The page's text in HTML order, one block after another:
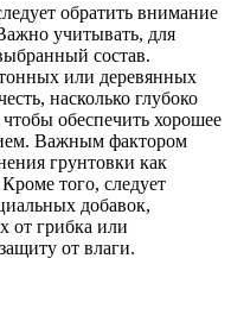
обратить внимание
учитывать, для
состав.
или деревянных
насколько глубоко
обеспечить хорошее
Важным фактором
грунтовки как
того, следует
добавок,
грибка или
от влаги.